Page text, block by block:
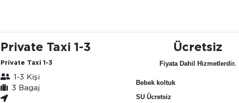
Private Taxi 1-3
Private Taxi 1-3
1-3 Kişi
3 Bagaj
Ücretsiz
Fiyata Dahil Hizmetlerdir.
Bebek koltuk
SU Ücretsiz